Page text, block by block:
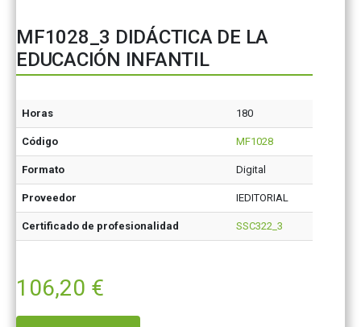
MF1028_3 DIDÁCTICA DE LA
EDUCACIÓN INFANTIL
Horas 180
Código MF1028
Formato Digital
Proveedor IEDITORIAL
Certificado de profesionalidad SSC322_3
106,20 €